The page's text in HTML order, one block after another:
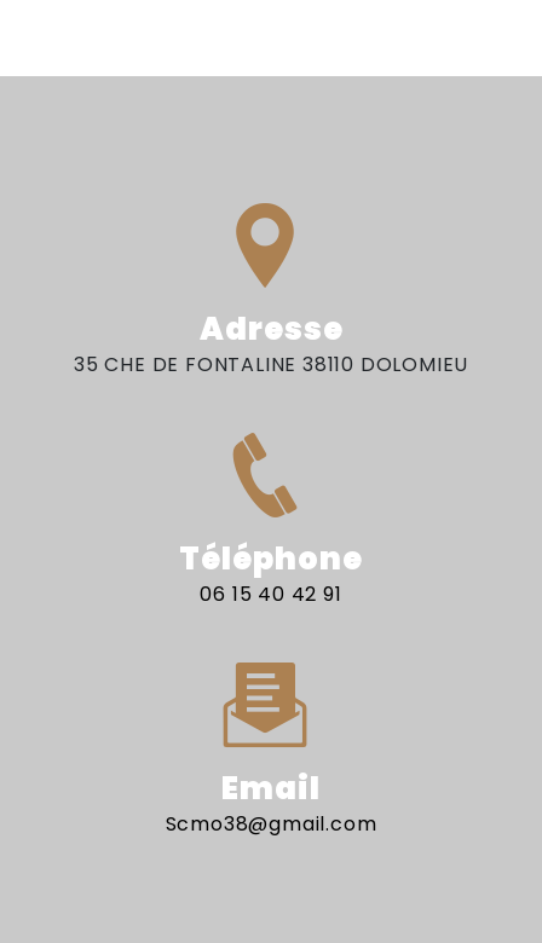
Adresse
35 CHE DE FONTALINE 38110 DOLOMIEU
Téléphone
06 15 40 42 91
Email
scmo38@gmail.com